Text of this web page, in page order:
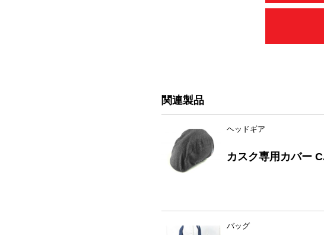
関連製品
ヘッドギア
カスク専用カバー
バッグ